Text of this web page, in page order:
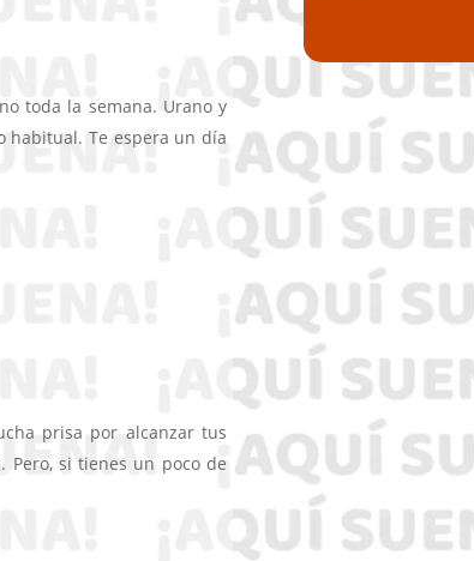
toda la semana. Urano y
habitual. Te espera un día
prisa por alcanzar tus
Pero, si tienes un poco de